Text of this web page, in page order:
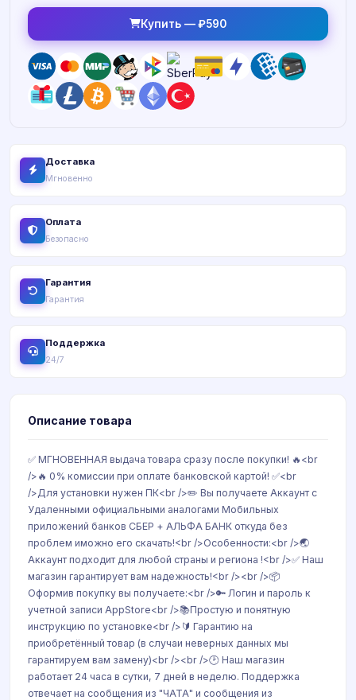
Купить — ₽590
Доставка
Мгновенно
Оплата
Безопасно
Гарантия
Гарантия
Поддержка
24/7
Описание товара
✅ МГНОВЕННАЯ выдача товара сразу после покупки! 🔥<br
/>🔥 0% комиссии при оплате банковской картой! ✅<br
/>Для установки нужен ПК<br />✏️ Вы получаете Аккаунт с
Удаленными официальными аналогами Мобильных
приложений банков СБЕР + АЛЬФА БАНК откуда без
проблем иможно его скачать!<br />Особенности:<br />🌏
Аккаунт подходит для любой страны и региона !<br />✅ Наш
магазин гарантирует вам надежность!<br /><br />📦
Оформив покупку вы получаете:<br />🔑 Логин и пароль к
учетной записи AppStore<br />📚Простую и понятную
инструкцию по установке<br />🔰 Гарантию на
приобретённый товар (в случаи неверных данных мы
гарантируем вам замену)<br /><br />🕑 Наш магазин
работает 24 часа в сутки, 7 дней в неделю. Поддержка
отвечает на сообщения из "ЧАТА" и сообщения из